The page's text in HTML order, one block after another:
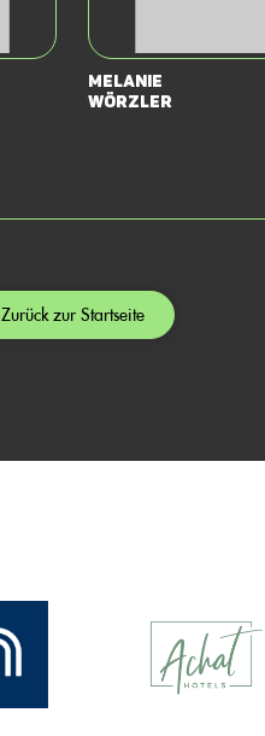
Melanie
Wörzler
Zurück zur Startseite